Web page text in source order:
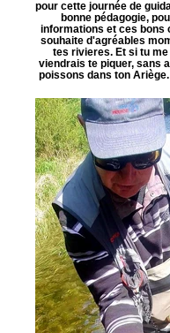
pour cette journée de
bonne pédagogie,
informations et ces bons
souhaite d'agréables
tes rivieres. Et si tu
viendrais te piquer, sans
poissons dans ton